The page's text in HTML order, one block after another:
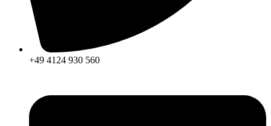
+49 4124 930 560